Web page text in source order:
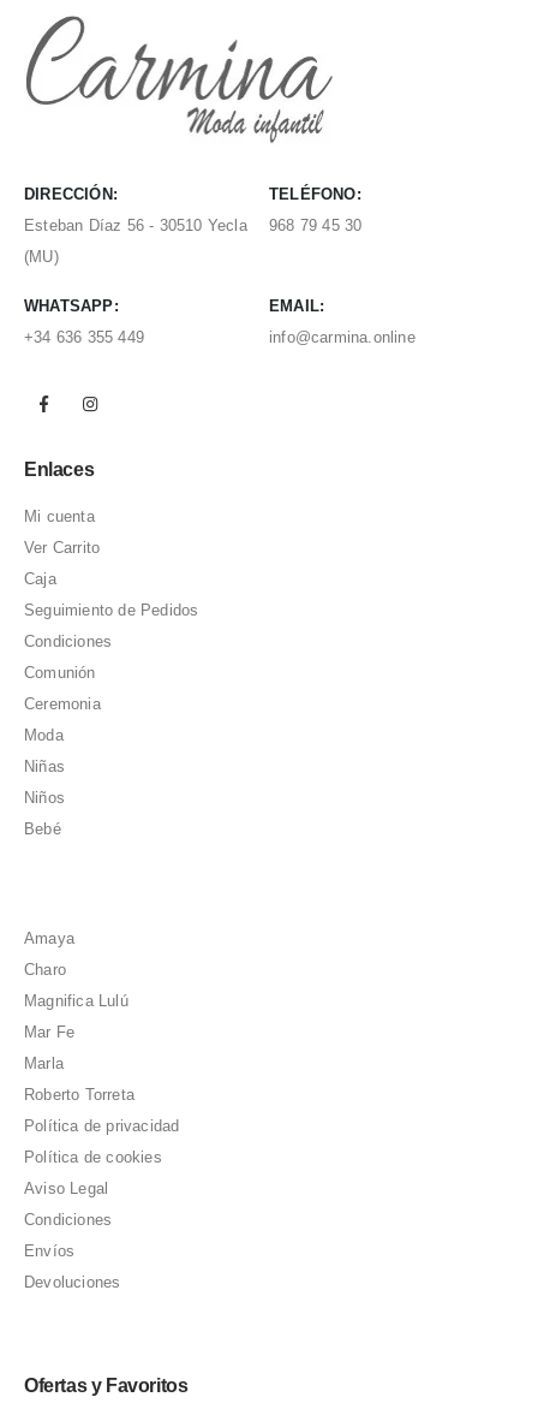
DIRECCIÓN:
Esteban Díaz 56 - 30510 Yecla
(MU)
TELÉFONO:
968 79 45 30
WHATSAPP:
+34 636 355 449
EMAIL:
info@carmina.online
Enlaces
Mi cuenta
Ver Carrito
Caja
Seguimiento de Pedidos
Condiciones
Comunión
Ceremonia
Moda
Niñas
Niños
Bebé
Amaya
Charo
Magnifica Lulú
Mar Fe
Marla
Roberto Torreta
Política de privacidad
Política de cookies
Aviso Legal
Condiciones
Envíos
Devoluciones
Ofertas y Favoritos